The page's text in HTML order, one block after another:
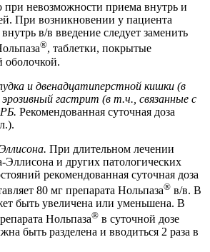
при невозможности приема внутрь и
При возникновении у пациента
в/в введение следует заменить
®, таблетки, покрытые
оболочкой.
и двенадцатиперстной кишки (в
гастрит (в т.ч., связанные с
Рекомендованная суточная доза
При длительном лечении
Эллисона и других патологических
рекомендованная суточная доза
80 мг препарата Нольпаза® в/в. В
быть увеличена или уменьшена. В
Нольпаза® в суточной дозе
быть разделена и вводиться 2 раза в